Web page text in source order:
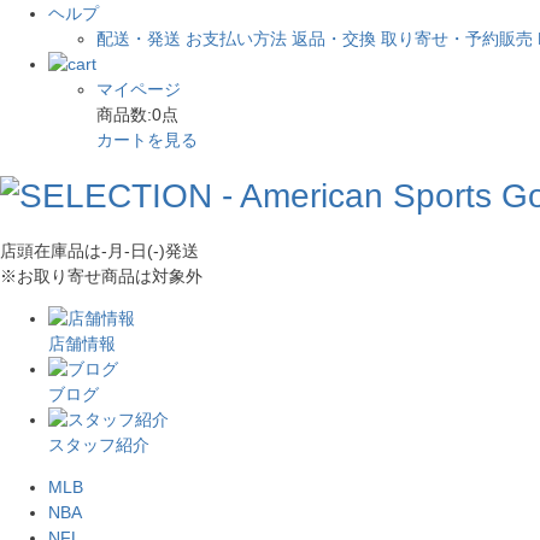
ヘルプ
配送・発送 お支払い方法 返品・交換 取り寄せ・予約販売
マイページ
商品数:0点
カートを見る
店頭在庫品は-月-日(-)発送
※お取り寄せ商品は対象外
店舗情報
ブログ
スタッフ紹介
MLB
NBA